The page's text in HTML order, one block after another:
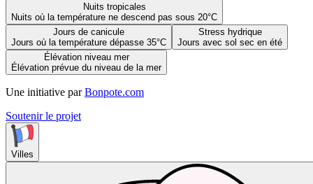
Nuits tropicales
Nuits où la température ne descend pas sous 20°C
Jours de canicule
Jours où la température dépasse 35°C
Stress hydrique
Jours avec sol sec en été
Élévation niveau mer
Élévation prévue du niveau de la mer
Une initiative par Bonpote.com
Soutenir le projet
Villes